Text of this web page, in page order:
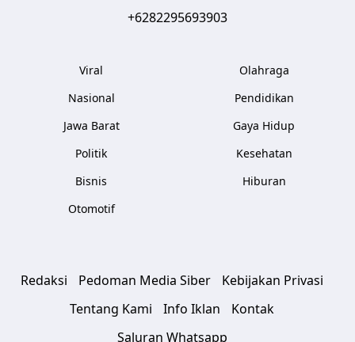
+6282295693903
Viral
Nasional
Jawa Barat
Politik
Bisnis
Otomotif
Olahraga
Pendidikan
Gaya Hidup
Kesehatan
Hiburan
Redaksi Pedoman Media Siber
Kebijakan Privasi
Tentang Kami
Info Iklan
Kontak
Saluran Whatsapp